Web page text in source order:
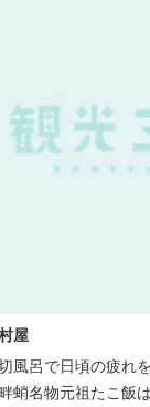
屋
風呂で日頃の疲れ
蛸名物元祖たこ飯